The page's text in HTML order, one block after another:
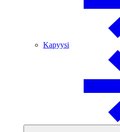
Kapyysi